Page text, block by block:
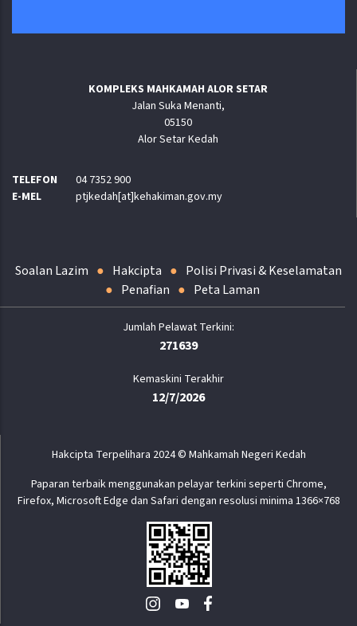
KOMPLEKS MAHKAMAH ALOR SETAR
Jalan Suka Menanti,
05150
Alor Setar Kedah
TELEFON
04 7352 900
E-MEL
ptjkedah[at]kehakiman.gov.my
Soalan Lazim Hakcipta
Polisi Privasi & Keselamatan
Penafian
Peta Laman
271639
Kemaskini Terakhir
12/7/2026
Hakcipta Terpelihara 2024 © Mahkamah Negeri Kedah
Paparan terbaik menggunakan pelayar terkini seperti Chrome,
Firefox, Microsoft Edge dan Safari dengan resolusi minima 1366×768